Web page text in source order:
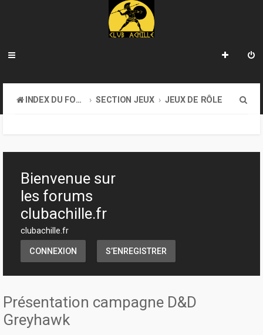
INDEX DU FORUM SECTION JEUX JEUX DE RÔLE
h
Bienvenue sur
les forums
clubachille.fr
clubachille.fr
CONNEXION S’ENREGISTRER
Présentation campagne D&D
Greyhawk